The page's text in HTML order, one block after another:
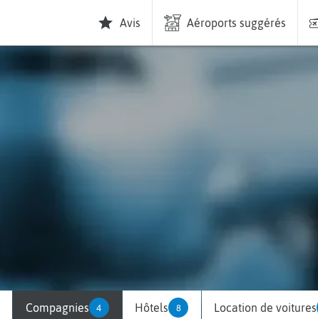
Avis Aéroports suggérés
Compagnies 4 Hôtels 8 Location de voitures